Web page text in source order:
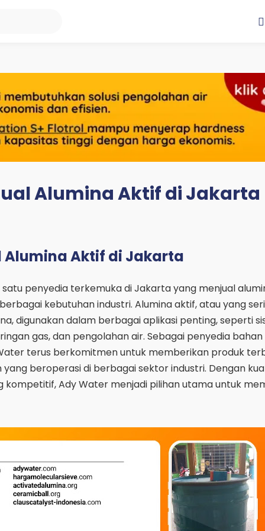
Alumina Aktif di Jakarta
Alumina Aktif di Jakarta
penyedia terkemuka di Jakarta yang menjual
kebutuhan industri. Alumina aktif, atau yang
digunakan dalam berbagai aplikasi penting, seperti
gas, dan pengolahan air. Sebagai penyedia
terus berkomitmen untuk memberikan produk
beroperasi di berbagai sektor industri. Dengan
kompetitif, Ady Water menjadi pilihan utama untuk